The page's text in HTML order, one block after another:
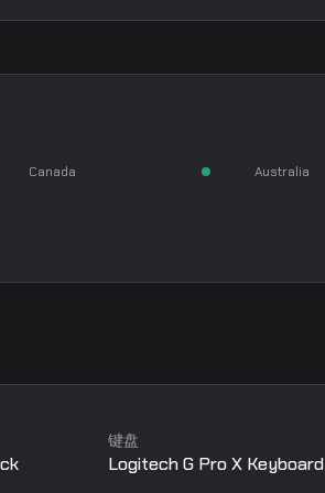
步枪手
Canada Australia
键盘
Logitech G Pro X Keyboard